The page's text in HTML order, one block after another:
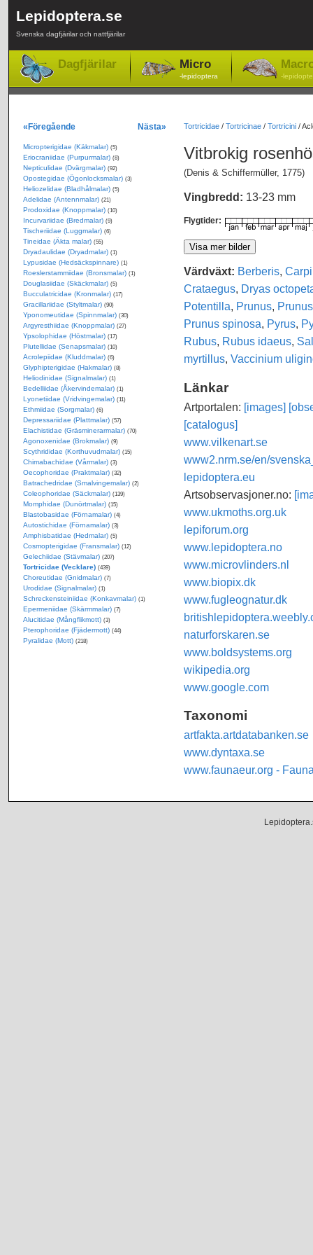
Lepidoptera.se
Svenska dagfjärilar och nattfjärilar
Dagfjärilar Micro
-lepidoptera -
Tortricidae/ Tortricinae/ Tortricini/
Vitbrokig
(Denis & Schiffermüller, 1775)
Vingbredd: 13-23 mm
Flygtider:
Värdväxt: Berberis,
Crataegus, Dryas
Potentilla, Prunus,
Prunus spinosa, Pyrus,
Rubus, Rubus idaeus,
myrtillus, Vaccinium
Länkar
Artportalen: [images]
[catalogus]
www.vilkenart.se
www2.nrm.se/en/
lepidoptera.eu
Artsobservasjoner.no:
www.ukmoths.org.uk
lepiforum.org
www.lepidoptera.no
www.microvlinders.nl
www.biopix.dk
www.fugleognatur.dk
naturforskaren.se
www.boldsystems.org
wikipedia.org
www.google.com
Taxonomi
artfakta.artdatabanken.se
www.dyntaxa.se
www.faunaeur.org -
«Föregående Nästa»
Micropterigidae (Käkmalar) (5)
Eriocraniidae (Purpurmalar) (8)
Nepticulidae (Dvärgmalar) (92)
Opostegidae (Ögonlocksmalar) (3)
Heliozelidae (Bladhålmalar) (5)
Adelidae (Antennmalar) (21)
Prodoxidae (Knoppmalar) (10)
Incurvariidae (Bredmalar) (9)
Tischeriidae (Luggmalar) (6)
Tineidae (Äkta malar) (55)
Dryadaulidae (Dryadmalar) (1)
Lypusidae (Hedsäckspinnare) (1)
Roeslerstammiidae (Bronsmalar) (1)
Douglasiidae (Skäckmalar) (5)
Bucculatricidae (Kronmalar) (17)
Gracillariidae (Styltmalar) (90)
Yponomeutidae (Spinnmalar) (30)
Argyresthiidae (Knoppmalar) (27)
Ypsolophidae (Höstmalar) (17)
Plutellidae (Senapsmalar) (10)
Acrolepiidae (Kluddmalar) (6)
Glyphipterigidae (Hakmalar) (8)
Heliodinidae (Signalmalar) (1)
Bedelliidae (Åkervindemalar) (1)
Lyonetiidae (Vridvingemalar) (11)
Ethmiidae (Sorgmalar) (6)
Depressariidae (Plattmalar) (57)
Elachistidae (Gräsminerarmalar) (70)
Agonoxenidae (Brokmalar) (9)
Scythrididae (Korthuvudmalar) (15)
Chimabachidae (Vårmalar) (3)
Oecophoridae (Praktmalar) (32)
Batrachedridae (Smalvingemalar) (2)
Coleophoridae (Säckmalar) (139)
Momphidae (Dunörtmalar) (15)
Blastobasidae (Förnamalar) (4)
Autostichidae (Förnamalar) (3)
Amphisbatidae (Hedmalar) (5)
Cosmopterigidae (Fransmalar) (12)
Gelechiidae (Stävmalar) (207)
Tortricidae (Vecklare) (439)
Choreutidae (Gnidmalar) (7)
Urodidae (Signalmalar) (1)
Schreckensteiniidae (Konkavmalar) (1)
Epermeniidae (Skärmmalar) (7)
Alucitidae (Mångflikmott) (3)
Pterophoridae (Fjädermott) (44)
Pyralidae (Mott) (218)